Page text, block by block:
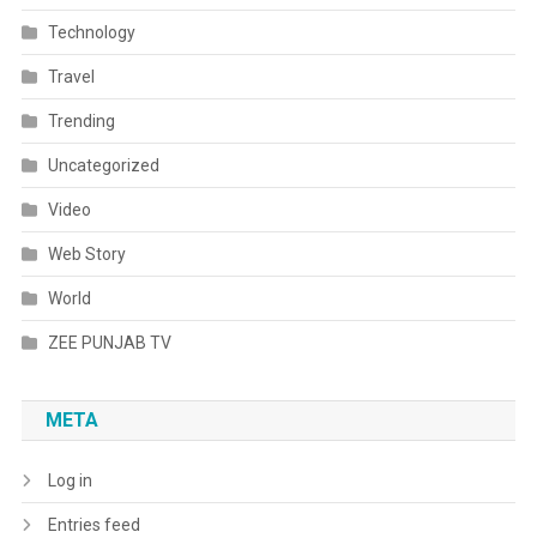
Technology
Travel
Trending
Uncategorized
Video
Web Story
World
ZEE PUNJAB TV
META
Log in
Entries feed